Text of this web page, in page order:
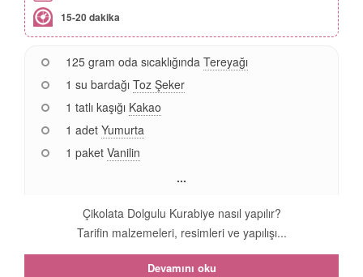
15-20 dakika
125 gram oda sıcaklığında Tereyağı
1 su bardağı Toz Şeker
1 tatlı kaşığı Kakao
1 adet Yumurta
1 paket Vanilin
...
Çikolata Dolgulu Kurabiye nasıl yapılır?
Tarifin malzemeleri, resimleri ve yapılışı...
Devamını oku